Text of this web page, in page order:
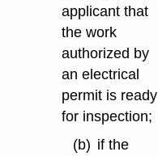
applicant that
the work
authorized by
an electrical
permit is ready
for inspection;
(b) if the